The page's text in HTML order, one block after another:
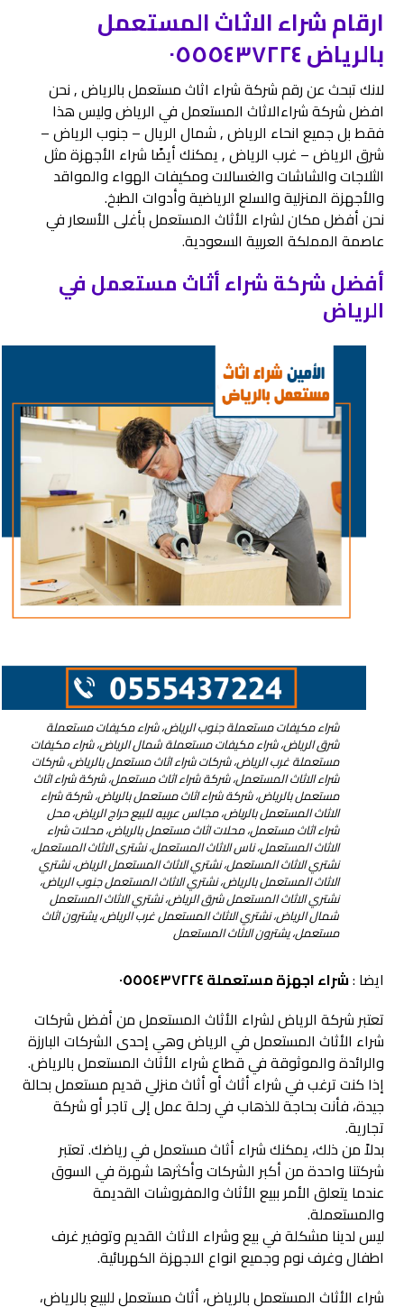
ارقام شراء الاثاث المستعمل
بالرياض ٠٥٥٥٤٣٧٢٢٤
لانك تبحث عن رقم شركة شراء اثاث مستعمل بالرياض , نحن
افضل شركة شراءالاثاث المستعمل في الرياض وليس هذا
فقط بل جميع انحاء الرياض , شمال الريال – جنوب الرياض –
شرق الرياض – غرب الرياض , يمكنك أيضًا شراء الأجهزة مثل
الثلاجات والشاشات والغسالات ومكيفات الهواء والمواقد
والأجهزة المنزلية والسلع الرياضية وأدوات الطبخ.
نحن أفضل مكان لشراء الأثاث المستعمل بأغلى الأسعار في
عاصمة المملكة العربية السعودية.
أفضل شركة شراء أثاث مستعمل في
الرياض
شراء مكيفات مستعملة جنوب الرياض، شراء مكيفات مستعملة
شرق الرياض، شراء مكيفات مستعملة شمال الرياض، شراء مكيفات
مستعملة غرب الرياض، شركات شراء اثاث مستعمل بالرياض، شركات
شراء الاثاث المستعمل، شركة شراء اثاث مستعمل، شركة شراء اثاث
مستعمل بالرياض، شركة شراء اثاث مستعمل بالریاض، شركة شراء
الاثاث المستعمل بالریاض، مجالس عربيه للبيع حراج الرياض، محل
شراء اثاث مستعمل، محلات اثاث مستعمل بالرياض، محلات شراء
الاثاث المستعمل، ناس الاثاث المستعمل، نشترى الاثاث المستعمل،
نشتري الاثاث المستعمل، نشتري الاثاث المستعمل الرياض، نشتري
الاثاث المستعمل بالرياض، نشتري الاثاث المستعمل جنوب الرياض،
نشتري الاثاث المستعمل شرق الرياض، نشتري الاثاث المستعمل
شمال الرياض، نشتري الاثاث المستعمل غرب الرياض، يشترون اثاث
مستعمل، يشترون الاثاث المستعمل
ايضا :شراء اجهزة مستعملة ٠٥٥٥٤٣٧٢٢٤
تعتبر شركة الرياض لشراء الأثاث المستعمل من أفضل شركات
شراء الأثاث المستعمل في الرياض وهي إحدى الشركات البارزة
والرائدة والموثوقة في قطاع شراء الأثاث المستعمل بالرياض.
إذا كنت ترغب في شراء أثاث أو أثاث منزلي قديم مستعمل بحالة
جيدة، فأنت بحاجة للذهاب في رحلة عمل إلى تاجر أو شركة
تجارية.
بدلاً من ذلك، يمكنك شراء أثاث مستعمل في رياضك. تعتبر
شركتنا واحدة من أكبر الشركات وأكثرها شهرة في السوق
عندما يتعلق الأمر ببيع الأثاث والمفروشات القديمة
والمستعملة.
ليس لدينا مشكلة في بيع وشراء الاثاث القديم وتوفير غرف
اطفال وغرف نوم وجميع انواع الاجهزة الكهربائية.
شراء الأثاث المستعمل بالرياض، أثاث مستعمل للبيع بالرياض،